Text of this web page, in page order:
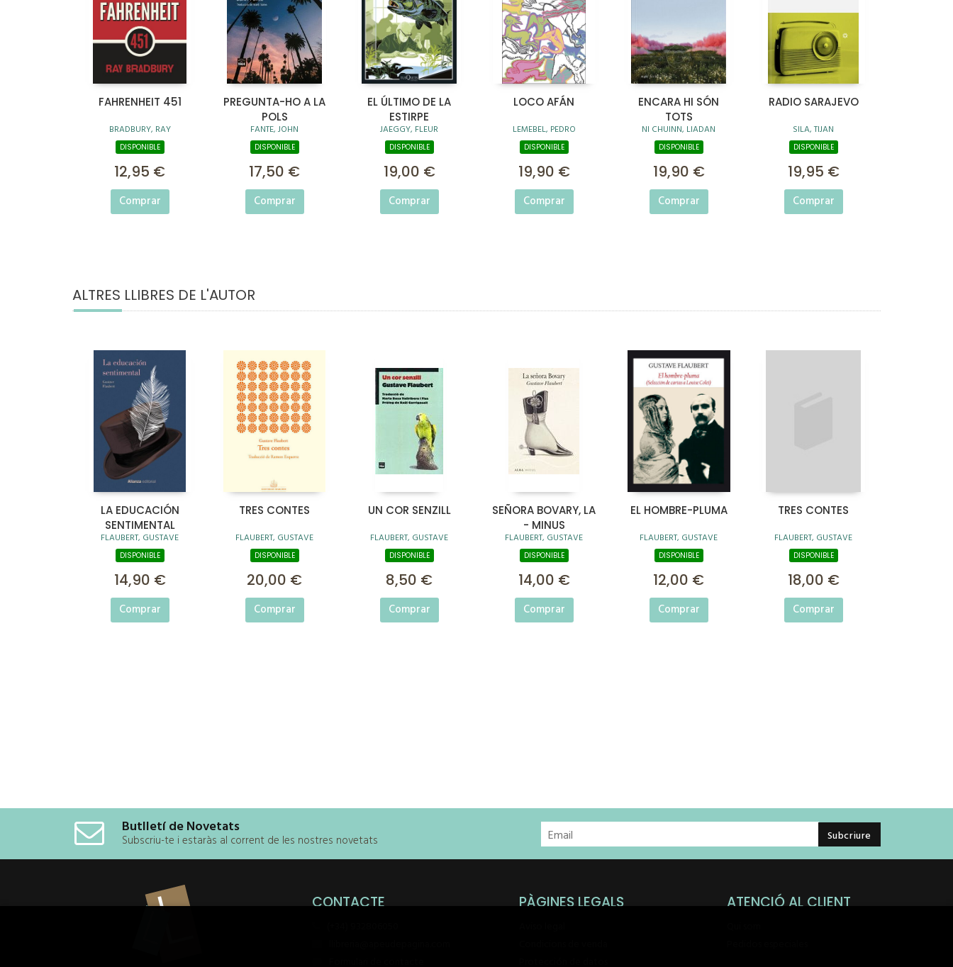
FAHRENHEIT 451
BRADBURY, RAY
DISPONIBLE
12,95 €
Comprar
PREGUNTA-HO A LA
POLS
FANTE, JOHN
DISPONIBLE
17,50 €
Comprar
EL ÚLTIMO DE LA
ESTIRPE
JAEGGY, FLEUR
DISPONIBLE
19,00 €
Comprar
LOCO AFÁN
LEMEBEL, PEDRO
DISPONIBLE
19,90 €
Comprar
ENCARA HI SÓN
TOTS
NI CHUINN, LIADAN
DISPONIBLE
19,90 €
Comprar
RADIO SARAJEVO
SILA, TIJAN
DISPONIBLE
19,95 €
Comprar
ALTRES LLIBRES DE L'AUTOR
LA EDUCACIÓN
SENTIMENTAL
FLAUBERT, GUSTAVE
DISPONIBLE
14,90 €
Comprar
TRES CONTES
FLAUBERT, GUSTAVE
DISPONIBLE
20,00 €
Comprar
UN COR SENZILL
FLAUBERT, GUSTAVE
DISPONIBLE
8,50 €
Comprar
SEÑORA BOVARY, LA
- MINUS
FLAUBERT, GUSTAVE
DISPONIBLE
14,00 €
Comprar
EL HOMBRE-PLUMA
FLAUBERT, GUSTAVE
DISPONIBLE
12,00 €
Comprar
TRES CONTES
FLAUBERT, GUSTAVE
DISPONIBLE
18,00 €
Comprar
Butlletí de Novetats
Subscriu-te i estaràs al corrent de les nostres novetats
CONTACTE PÀGINES LEGALS ATENCIÓ AL CLIENT